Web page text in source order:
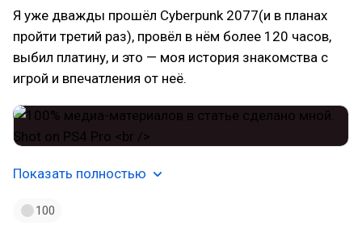
Я уже дважды прошёл Cyberpunk 2077(и в планах
пройти третий раз), провёл в нём более 120 часов,
выбил платину, и это — моя история знакомства с
игрой и впечатления от неё.
Показать полностью
100